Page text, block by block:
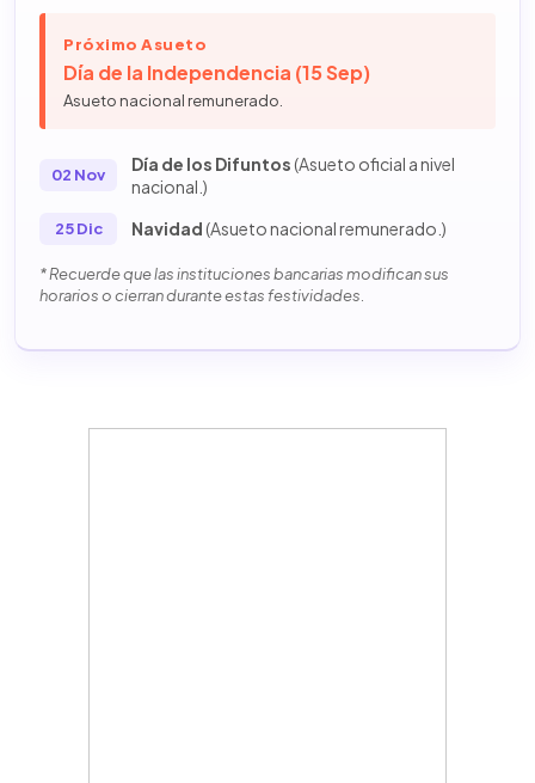
Próximo Asueto
Día de la Independencia (15 Sep)
Asueto nacional remunerado.
02 Nov
Día de los Difuntos(Asueto oficial a nivel
nacional.)
25 Dic Navidad(Asueto nacional remunerado.)
* Recuerde que las instituciones bancarias modifican sus
horarios o cierran durante estas festividades.